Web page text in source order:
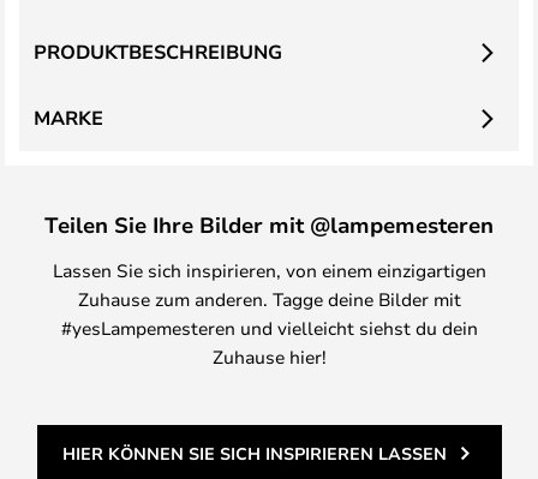
PRODUKTBESCHREIBUNG
MARKE
Teilen Sie Ihre Bilder mit @lampemesteren
Lassen Sie sich inspirieren, von einem einzigartigen
Zuhause zum anderen. Tagge deine Bilder mit
#yesLampemesteren und vielleicht siehst du dein
Zuhause hier!
HIER KÖNNEN SIE SICH INSPIRIEREN LASSEN